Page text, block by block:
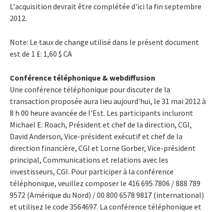
L'acquisition devrait être complétée d'ici la fin septembre
2012.
Note: Le taux de change utilisé dans le présent document
est de 1 £: 1,60 $ CA
Conférence téléphonique & webdiffusion
Une conférence téléphonique pour discuter de la
transaction proposée aura lieu aujourd'hui, le 31 mai 2012 à
8 h 00 heure avancée de l'Est. Les participants incluront
Michael E. Roach, Président et chef de la direction, CGI,
David Anderson, Vice-président exécutif et chef de la
direction financière, CGI et Lorne Gorber, Vice-président
principal, Communications et relations avec les
investisseurs, CGI. Pour participer à la conférence
téléphonique, veuillez composer le 416 695 7806 / 888 789
9572 (Amérique du Nord) / 00 800 6578 9817 (international)
et utilisez le code 3564697. La conférence téléphonique et